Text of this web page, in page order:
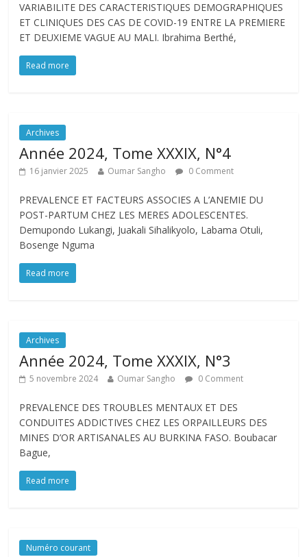
VARIABILITE DES CARACTERISTIQUES DEMOGRAPHIQUES
ET CLINIQUES DES CAS DE COVID-19 ENTRE LA PREMIERE
ET DEUXIEME VAGUE AU MALI. Ibrahima Berthé,
Read more
Archives
Année 2024, Tome XXXIX, N°4
16 janvier 2025 Oumar Sangho 0 Comment
PREVALENCE ET FACTEURS ASSOCIES A L’ANEMIE DU
POST-PARTUM CHEZ LES MERES ADOLESCENTES.
Demupondo Lukangi, Juakali Sihalikyolo, Labama Otuli,
Bosenge Nguma
Read more
Archives
Année 2024, Tome XXXIX, N°3
5 novembre 2024 Oumar Sangho 0 Comment
PREVALENCE DES TROUBLES MENTAUX ET DES
CONDUITES ADDICTIVES CHEZ LES ORPAILLEURS DES
MINES D’OR ARTISANALES AU BURKINA FASO. Boubacar
Bague,
Read more
Numéro courant